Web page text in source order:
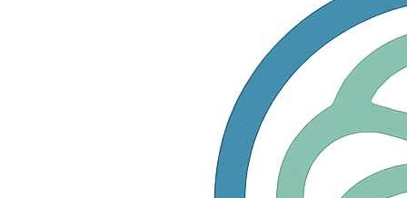
De e-commerce website van Sara.be biedt haar klanten
de mogelijkheid om domeinnamen te registreren, kopen,
huren, verkopen, verhuren en exploiteren.
Deze Algemene Voorwaarden (‘Voorwaarden’) zijn van
toepassing op elke bestelling die geplaatst wordt door
een bezoeker van deze e-commerce website
(‘Klant’).Deze Algemene Voorwaarden (‘Voorwaarden’)